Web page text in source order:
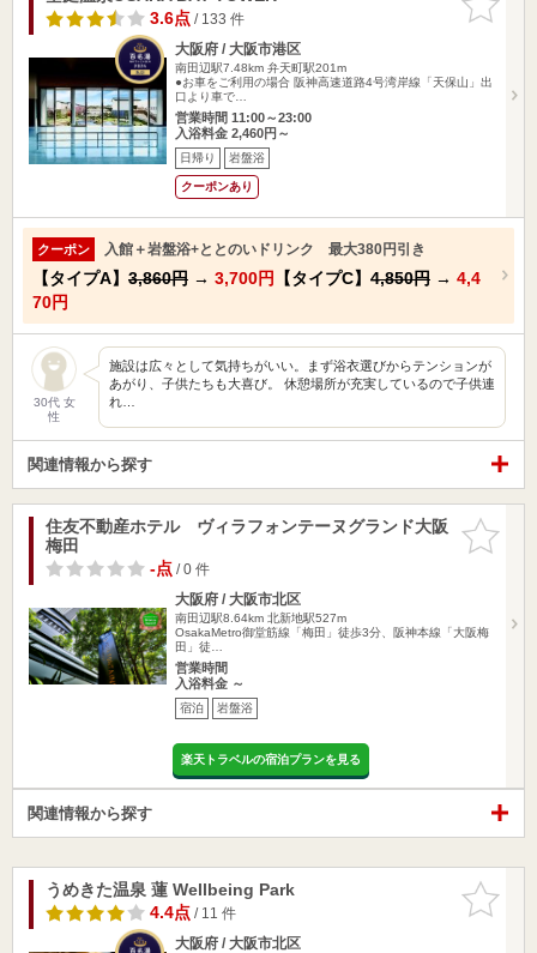
りに追加
3.6点/ 133 件
大阪府 / 大阪市港区
南田辺駅7.48km 弁天町駅201m
●お車をご利用の場合 阪神高速道路4号湾岸線「天保山」出
口より車で…
営業時間 11:00～23:00
入浴料金 2,460円～
日帰り 岩盤浴
クーポンあり
クーポン 入館＋岩盤浴+ととのいドリンク 最大380円引き
【タイプA】 3,860円 → 3,700円 【タイプC】 4,850円 → 4,4
70円
30代 女
性
施設は広々として気持ちがいい。まず浴衣選びからテンションが
あがり、子供たちも大喜び。 休憩場所が充実しているので子供連
れ…
関連情報から探す
お気に入
りに追加
住友不動産ホテル ヴィラフォンテーヌグランド大阪
梅田
-点/ 0 件
大阪府 / 大阪市北区
南田辺駅8.64km 北新地駅527m
OsakaMetro御堂筋線「梅田」徒歩3分、阪神本線「大阪梅
田」徒…
営業時間
入浴料金 ～
宿泊 岩盤浴
楽天トラベルの宿泊プランを見る
関連情報から探す
お気に入
りに追加
うめきた温泉 蓮 Wellbeing Park
4.4点/ 11 件
大阪府 / 大阪市北区